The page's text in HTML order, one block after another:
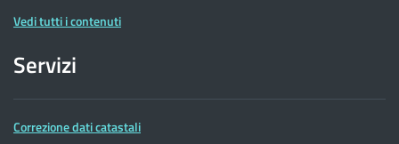
Vedi tutti i contenuti
Servizi
Correzione dati catastali